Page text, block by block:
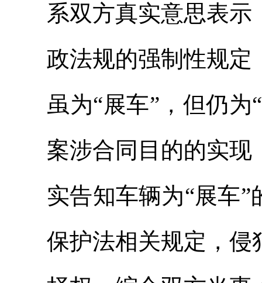
系双方真实意思表
政法规的强制性规
虽为“展车”，但仍
案涉合同目的的实
实告知车辆为“展车
保护法相关规定，侵